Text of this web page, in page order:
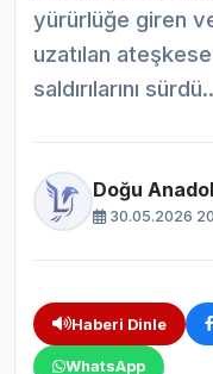
yürürlüğe giren
uzatılan
saldırılarını
Doğu
30.05.2026
Haberi Dinle
WhatsApp